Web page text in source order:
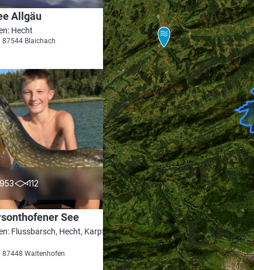
Allgäu
Hecht
87544 Blaichach
953 112 4.1
See
Flussbarsch, Hecht, Karpfen, Zander,
87448 Waltenhofen